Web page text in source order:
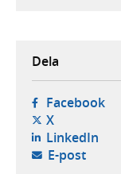
Dela
Facebook-
X- öppnas i
LinkedIn-
E-post-